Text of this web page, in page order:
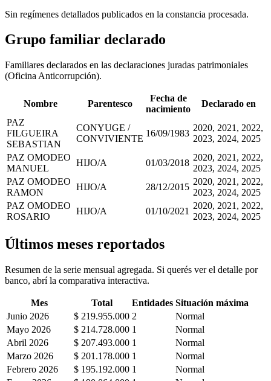
Sin regímenes detallados publicados en la constancia procesada.
Grupo familiar declarado
Familiares declarados en las declaraciones juradas patrimoniales
(Oficina Anticorrupción).
Nombre Parentesco
Fecha de
nacimiento
Declarado en
PAZ
FILGUEIRA
SEBASTIAN
CONYUGE /
CONVIVIENTE
16/09/1983
2020, 2021, 2022,
2023, 2024, 2025
PAZ OMODEO
MANUEL
HIJO/A 01/03/2018
2020, 2021, 2022,
2023, 2024, 2025
PAZ OMODEO
RAMON
HIJO/A 28/12/2015
2020, 2021, 2022,
2023, 2024, 2025
PAZ OMODEO
ROSARIO
HIJO/A 01/10/2021
2020, 2021, 2022,
2023, 2024, 2025
Últimos meses reportados
Resumen de la serie mensual agregada. Si querés ver el detalle por
banco, abrí la comparativa interactiva.
Mes Total Entidades Situación máxima
Junio 2026
$ 219.955.000 2
Normal
Mayo 2026
$ 214.728.000 1
Normal
Abril 2026
$ 207.493.000 1
Normal
Marzo 2026
$ 201.178.000 1
Normal
Febrero 2026
$ 195.192.000 1
Normal